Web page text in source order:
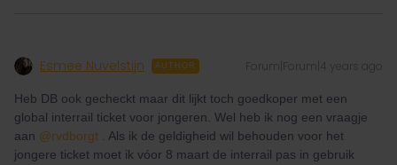
Esmee Nuvelstijn AUTHOR Forum|Forum|4 years ago
Heb DB ook gecheckt maar dit lijkt toch goedkoper met een
global interrail ticket voor jongeren. Wel heb ik nog een vraagje
aan @rvdborgt . Als ik de geldigheid wil behouden voor het
jongere ticket moet ik vóor 8 maart de interrail pas in gebruik